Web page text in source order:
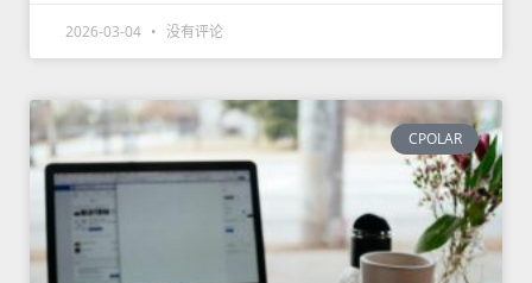
2026-03-04 没有评论
CPOLAR